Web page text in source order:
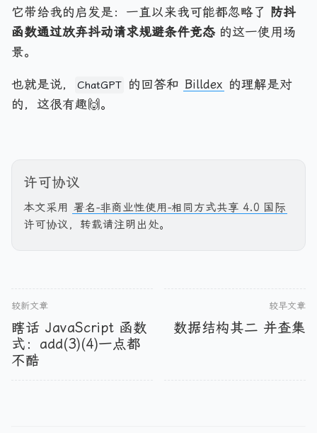
它带给我的启发是：一直以来我可能都忽略了 防抖
函数通过放弃抖动请求规避条件竞态的这一使用场
景。
也就是说， ChatGPT 的回答和 Billdex 的理解是对
的，这很有趣🙌。
许可协议
本文采用 署名-非商业性使用-相同方式共享 4.0 国际
许可协议，转载请注明出处。
较新文章
瞎话 JavaScript 函数
式：add(3)(4)一点都
不酷
较早文章
数据结构其二 并查集